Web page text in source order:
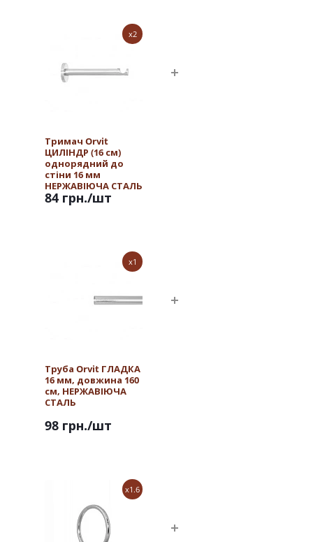
x2
Тримач Orvit
ЦИЛІНДР (16 см)
однорядний до
стіни 16 мм
НЕРЖАВІЮЧА СТАЛЬ
84 грн./шт
x1
Труба Orvit ГЛАДКА
16 мм, довжина 160
см, НЕРЖАВІЮЧА
СТАЛЬ
98 грн./шт
x1.6